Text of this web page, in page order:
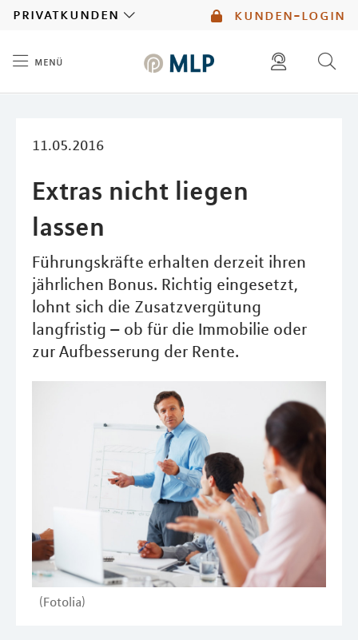
kunden-login
privatkunden
menü
11.05.2016
Extras nicht liegen
lassen
Führungskräfte erhalten derzeit ihren
jährlichen Bonus. Richtig eingesetzt,
lohnt sich die Zusatzvergütung
langfristig – ob für die Immobilie oder
zur Aufbesserung der Rente.
(Fotolia)